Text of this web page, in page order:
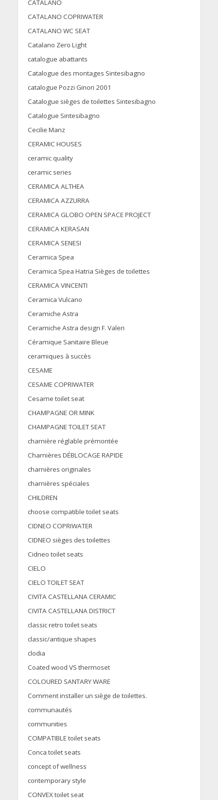
CATALANO
CATALANO COPRIWATER
CATALANO WC SEAT
Catalano Zero Light
catalogue abattants
Catalogue des montages Sintesibagno
catalogue Pozzi Ginori 2001
Catalogue sièges de toilettes Sintesibagno
Catalogue Sintesibagno
Cecilie Manz
CERAMIC HOUSES
ceramic quality
ceramic series
CERAMICA ALTHEA
CERAMICA AZZURRA
CERAMICA GLOBO OPEN SPACE PROJECT
CERAMICA KERASAN
CERAMICA SENESI
Ceramica Spea
Ceramica Spea Hatria Sièges de toilettes
CERAMICA VINCENTI
Ceramica Vulcano
Ceramiche Astra
Ceramiche Astra design F. Valeri
Céramique Sanitaire Bleue
ceramiques à succès
CESAME
CESAME COPRIWATER
Cesame toilet seat
CHAMPAGNE OR MINK
CHAMPAGNE TOILET SEAT
charnière réglable prémontée
Charnières DÉBLOCAGE RAPIDE
charnières originales
charnières spéciales
CHILDREN
choose compatible toilet seats
CIDNEO COPRIWATER
CIDNEO sièges des toilettes
Cidneo toilet seats
CIELO
CIELO TOILET SEAT
CIVITA CASTELLANA CERAMIC
CIVITA CASTELLANA DISTRICT
classic retro toilet seats
classic/antique shapes
clodia
Coated wood VS thermoset
COLOURED SANTARY WARE
Comment installer un siège de toilettes.
communautés
communities
COMPATIBLE toilet seats
Conca toilet seats
concept of wellness
contemporary style
CONVEX toilet seat